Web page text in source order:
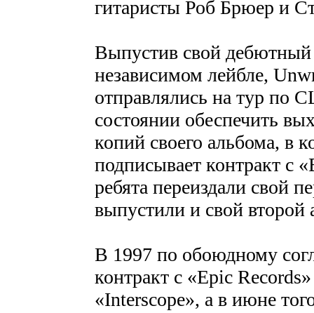
гитаристы Роб Брюер и
Выпустив свой
независимом лейбле,
отправлялись на тур по
состоянии обеспечить
копий своего альбома, в
подписывает контракт с
ребята переиздали свой
выпустили и свой второй
В 1997 по обоюдному
контракт с «Epic
«Interscope», а в июне